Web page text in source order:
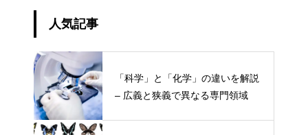
人気記事
「科学」と「化学」の違いを解説
– 広義と狭義で異なる専門領域